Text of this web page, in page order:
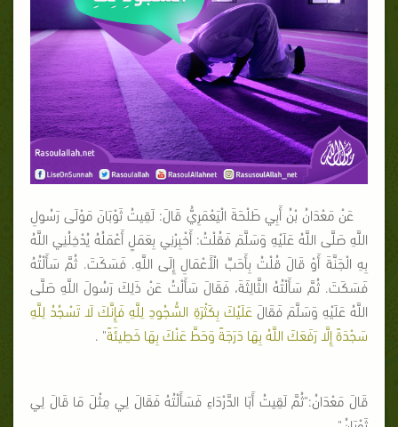
عَنْ مَعْدَانُ بْنُ أَبِي طَلْحَةَ الْيَعْمَرِيُّ قَالَ: لَقِيتُ ثَوْبَانَ مَوْلَى رَسُولِ
اللَّهِ صَلَّى اللَّهُ عَلَيْهِ وَسَلَّمَ فَقُلْتُ: أَخْبِرْنِي بِعَمَلٍ أَعْمَلُهُ يُدْخِلُنِي اللَّهُ
بِهِ الْجَنَّةَ أَوْ قَالَ قُلْتُ بِأَحَبِّ الْأَعْمَالِ إِلَى اللَّهِ. فَسَكَتَ. ثُمَّ سَأَلْتُهُ
فَسَكَتَ. ثُمَّ سَأَلْتُهُ الثَّالِثَةَ، فَقَالَ سَأَلْتُ عَنْ ذَلِكَ رَسُولَ اللَّهِ صَلَّى
اللَّهُ عَلَيْهِ وَسَلَّمَ فَقَالَ عَلَيْكَ بِكَثْرَةِ السُّجُودِ لِلَّهِ فَإِنَّكَ لَا تَسْجُدُ لِلَّهِ
سَجْدَةً إِلَّا رَفَعَكَ اللَّهُ بِهَا دَرَجَةً وَحَطَّ عَنْكَ بِهَا خَطِيئَةً" .
قَالَ مَعْدَانُ:"ثُمَّ لَقِيتُ أَبَا الدَّرْدَاءِ فَسَأَلْتُهُ فَقَالَ لِي مِثْلَ مَا قَالَ لِي